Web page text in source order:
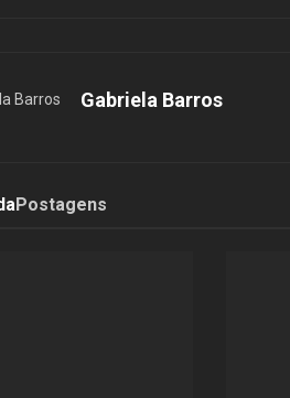
Gabriela Barros
Postagens